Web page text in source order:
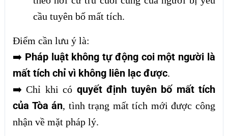
cầu tuyên bố mất tích.
Điểm cần lưu ý là:
➡️ Pháp luật không tự động coi một người là
mất tích chỉ vì không liên lạc được.
➡️ Chỉ khi có quyết định tuyên bố mất tích
của Tòa án, tình trạng mất tích mới được công
nhận về mặt pháp lý.